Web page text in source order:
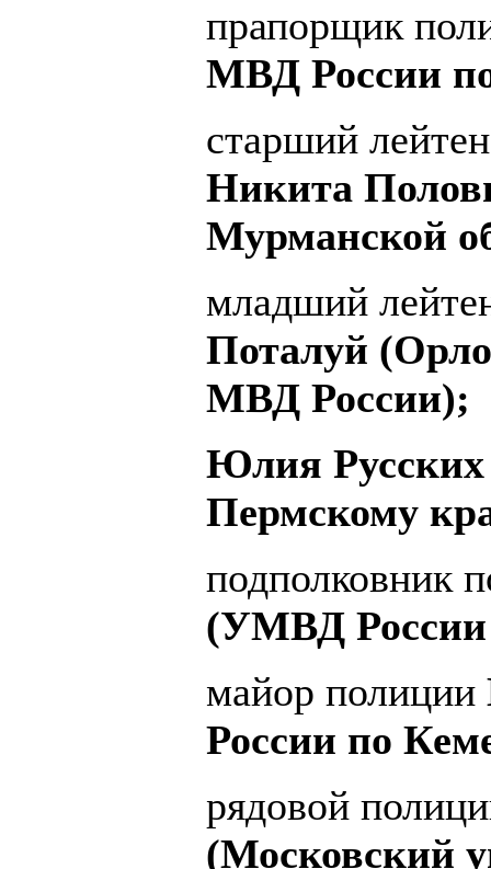
прапорщик
МВД России
старший
Никита
Мурманской
младший
Поталуй
МВД России);
Юлия
Пермскому
подполковник
(УМВД России
майор полиции
России по
рядовой
(Московский